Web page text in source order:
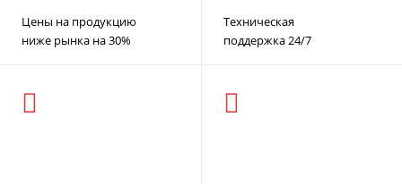
Цены на продукцию
ниже рынка на 30%
Техническая
поддержка 24/7